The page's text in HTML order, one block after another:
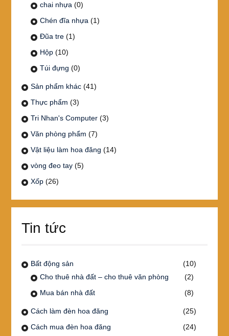
chai nhựa (0)
Chén đĩa nhựa (1)
Đũa tre (1)
Hộp (10)
Túi đựng (0)
Sản phẩm khác (41)
Thực phẩm (3)
Tri Nhan's Computer (3)
Văn phòng phẩm (7)
Vật liệu làm hoa đăng (14)
vòng đeo tay (5)
Xốp (26)
Tin tức
Bất động sản
(10)
Cho thuê nhà đất – cho thuê văn phòng
(2)
Mua bán nhà đất
(8)
Cách làm đèn hoa đăng
(25)
Cách mua đèn hoa đăng
(24)